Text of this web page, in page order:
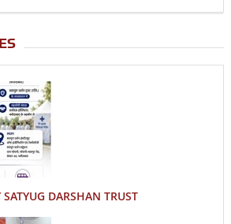
DARSHAN TRUST